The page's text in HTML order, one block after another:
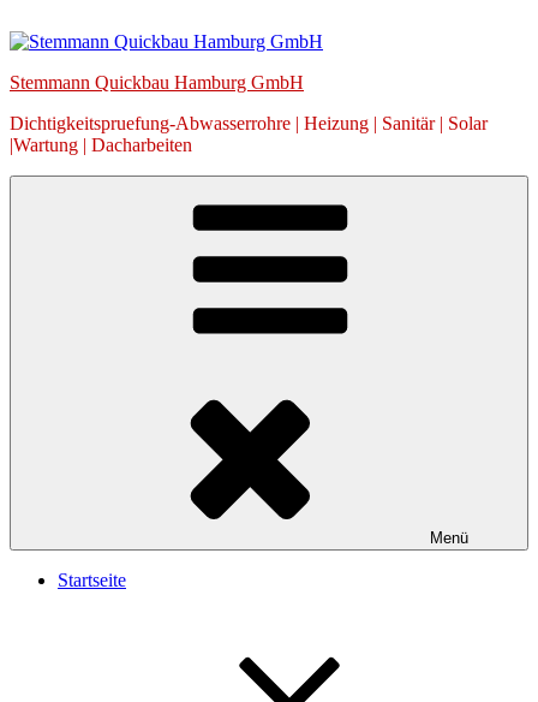
Inhalt
Stemmann Quickbau Hamburg GmbH
Dichtigkeitspruefung-Abwasserrohre | Heizung | Sanitär | Solar
|Wartung | Dacharbeiten
Menü
Startseite